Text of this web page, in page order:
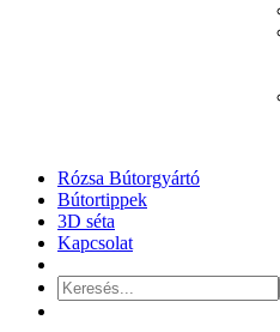
Rózsa Bútorgyártó
Bútortippek
3D séta
Kapcsolat